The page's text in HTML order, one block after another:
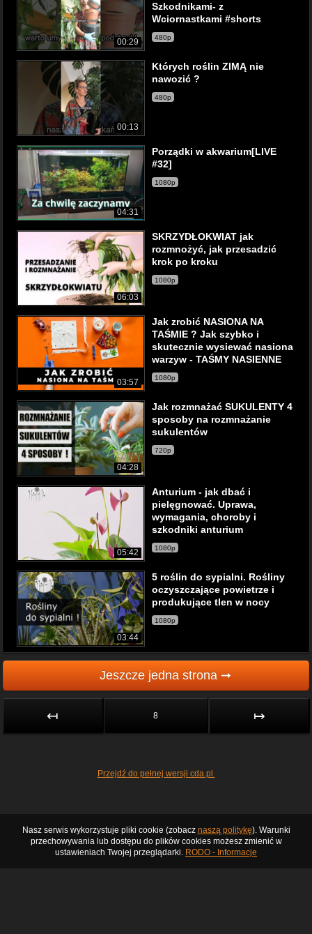
00:29
Szkodnikami- z
Wciornastkami #shorts
480p
00:13
Których roślin ZIMĄ nie
nawozić ?
480p
04:31
Porządki w akwarium[LIVE
#32]
1080p
06:03
SKRZYDŁOKWIAT jak
rozmnożyć, jak przesadzić
krok po kroku
1080p
03:57
Jak zrobić NASIONA NA
TAŚMIE ? Jak szybko i
skutecznie wysiewać nasiona
warzyw - TAŚMY NASIENNE
1080p
04:28
Jak rozmnażać SUKULENTY 4
sposoby na rozmnażanie
sukulentów
720p
05:42
Anturium - jak dbać i
pielęgnować. Uprawa,
wymagania, choroby i
szkodniki anturium
1080p
03:44
5 roślin do sypialni. Rośliny
oczyszczające powietrze i
produkujące tlen w nocy
1080p
Jeszcze jedna strona ➞
↤ 8 ↦
Przejdź do pełnej wersji cda.pl
Nasz serwis wykorzystuje pliki cookie (zobacz naszą politykę). Warunki
przechowywania lub dostępu do plików cookies możesz zmienić w
ustawieniach Twojej przeglądarki. RODO - Informacje